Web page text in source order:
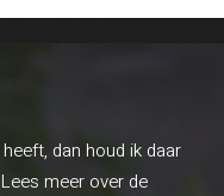
dan houd ik daar
meer over de